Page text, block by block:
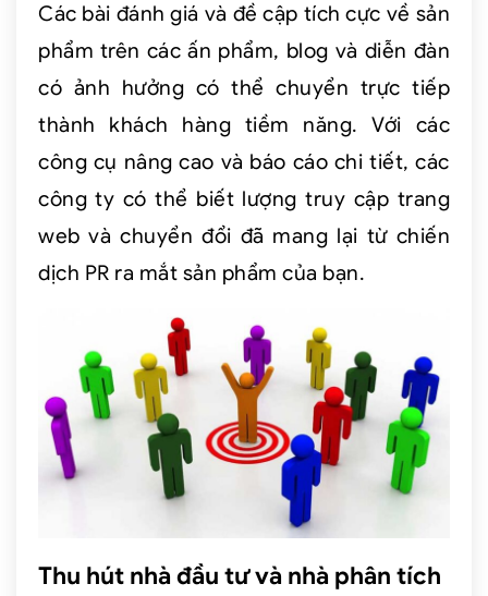
Các bài đánh giá và đề cập tích cực về sản
phẩm trên các ấn phẩm, blog và diễn đàn
có ảnh hưởng có thể chuyển trực tiếp
thành khách hàng tiềm năng. Với các
công cụ nâng cao và báo cáo chi tiết, các
công ty có thể biết lượng truy cập trang
web và chuyển đổi đã mang lại từ chiến
dịch PR ra mắt sản phẩm của bạn.
Thu hút nhà đầu tư và nhà phân tích